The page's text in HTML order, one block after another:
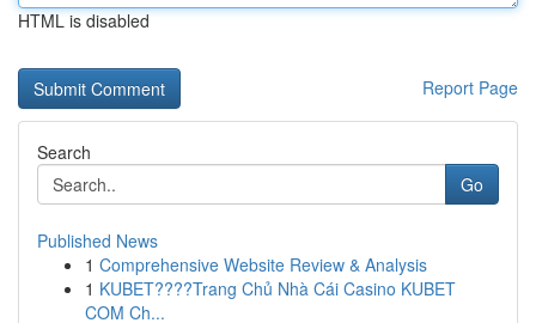
HTML is disabled
Report Page
Search
Go
Published News
1 Comprehensive Website Review & Analysis
1 KUBET????️Trang Chủ Nhà Cái Casino KUBET
COM Ch...